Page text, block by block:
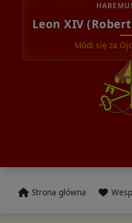
Leon XIV
Módl się za
Strona główna